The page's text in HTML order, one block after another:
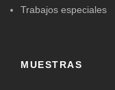
Trabajos especiales
MUESTRAS